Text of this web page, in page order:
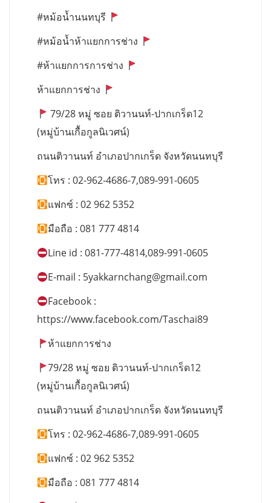
#หม้อน้ำนนทบุรี
#หม้อน้ำห้าแยกการช่าง
#ห้าแยกการการช่าง
ห้าแยกการช่าง
79/28 หมู่ ซอย ติวานนท์-ปากเกร็ด12
(หมู่บ้านเกื้อกูลนิเวศน์)
ถนนติวานนท์ อำเภอปากเกร็ด จังหวัดนนทบุรี
โทร : 02-962-4686-7,089-991-0605
แฟกซ์ : 02 962 5352
มือถือ : 081 777 4814
Line id : 081-777-4814,089-991-0605
E-mail : 5yakkarnchang@gmail.com
Facebook :
https://www.facebook.com/Taschai89
ห้าแยกการช่าง
79/28 หมู่ ซอย ติวานนท์-ปากเกร็ด12
(หมู่บ้านเกื้อกูลนิเวศน์)
ถนนติวานนท์ อำเภอปากเกร็ด จังหวัดนนทบุรี
โทร : 02-962-4686-7,089-991-0605
แฟกซ์ : 02 962 5352
มือถือ : 081 777 4814